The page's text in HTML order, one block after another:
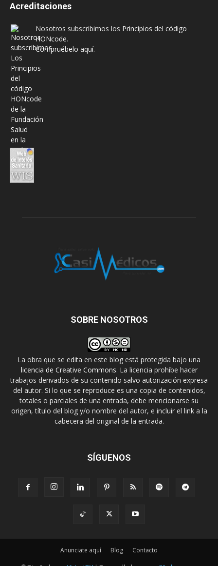
Acreditaciones
Nosotros subscribimos los Principios del código
HONcode.
Compruébelo aquí.
SOBRE NOSOTROS
La obra que se edita en este blog está protegida bajo una
licencia de Creative Commons. La licencia prohíbe hacer
trabajos derivados de su contenido salvo autorización expresa
del autor. Si lo que se reproduce es una copia de contenidos,
totales o parciales de una entrada, debe mencionarse su
origen, título del blog y/o nombre del autor, e incluir el link a la
cabecera del original de la entrada.
SÍGUENOS
Anunciate aquí Blog Contacto